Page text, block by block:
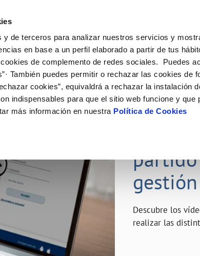
y de terceros para analizar nuestros servicios y
en base a un perfil elaborado a partir de tus
de complemento de redes sociales. Puedes
También puedes permitir o rechazar las cookies de
cookies”, equivaldrá a rechazar la instalación
indispensables para que el sitio web funcione y que
más información en nuestra Política de Cookies
de titular
de suministro
MODIFICACIÓN DE
Actualizar datos
Actualizar datos
VER TODAS LAS GESTIONES
Tu Servicio
AL CLIENTE
contacto
de fuga interior
COMPROMISO DE
Carta de compromisos
Customer Counsel
Tu Agua
del agua
CUIDADOS DEL AGUA
Consejos de ahorro
Depósitos de reserva
Conócenos
DE GESTIÓN Y CERTIFICADOS
23 ABR 2020
Descubre los
realizar las